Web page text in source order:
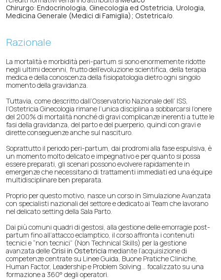
Chirurgo: Endocrinologia, Ginecologia ed Ostetricia, Urologia,
Medicina Generale (Medici di Famiglia); Ostetrica/o.
Razionale
La mortalità e morbidità peri-partum si sono enormemente ridotte
negli ultimi decenni, frutto dell’evoluzione scientifica, della terapia
medica e della conoscenza della fisiopatologia dietro ogni singolo
momento della gravidanza.
Tuttavia, come descritto dall’Osservatorio Nazionale dell’ ISS,
l’Ostetricia Ginecologia rimane l’unica disciplina a sobbarcarsi l’onere
del 200% di mortalità nonché di gravi complicanze inerenti a tutte le
fasi della gravidanza, del parto e del puerperio, quindi con gravi e
dirette conseguenze anche sul nascituro.
Soprattutto il periodo peri-partum, dai prodromi alla fase espulsiva, è
un momento molto delicato e impegnativo e per quanto si possa
essere preparati, gli scenari possono evolvere rapidamente in
emergenze che necessitano di trattamenti immediati ed una équipe
multidisciplinare ben preparata.
Proprio per questo motivo, nasce un corso in Simulazione Avanzata
con specialisti nazionali del settore e dedicato ai Team che lavorano
nel delicato setting della Sala Parto.
Dai più comuni quadri di gestosi, alla gestione delle emorragie post-
partum fino all’attacco eclamptico, il corso affronta i contenuti
tecnici e “non tecnici” (Non Technical Skills) per la gestione
avanzata delle Crisi in Ostetricia mediante l’acquisizione di
competenze centrate su Linee Guida, Buone Pratiche Cliniche,
Human Factor, Leadership e Problem Solving… focalizzato su una
formazione a 360° degli operatori.